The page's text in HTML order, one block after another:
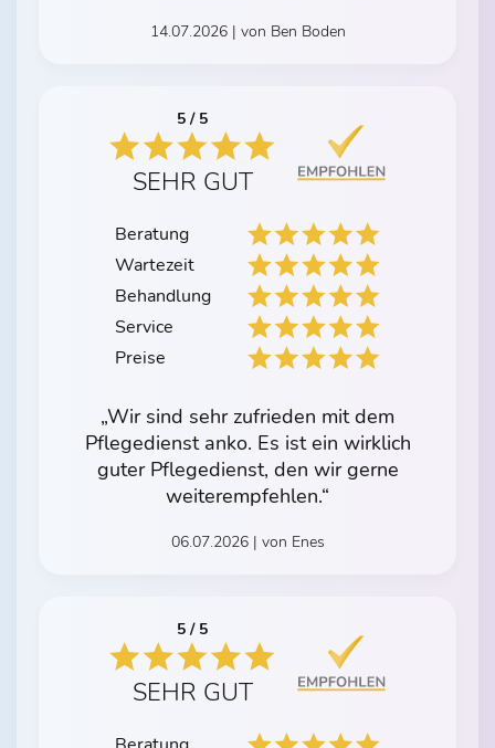
14.07.2026 | von Ben Boden
5 / 5
SEHR GUT
Beratung
Wartezeit
Behandlung
Service
Preise
„Wir sind sehr zufrieden mit dem
Pflegedienst anko. Es ist ein wirklich
guter Pflegedienst, den wir gerne
weiterempfehlen.“
06.07.2026 | von Enes
5 / 5
SEHR GUT